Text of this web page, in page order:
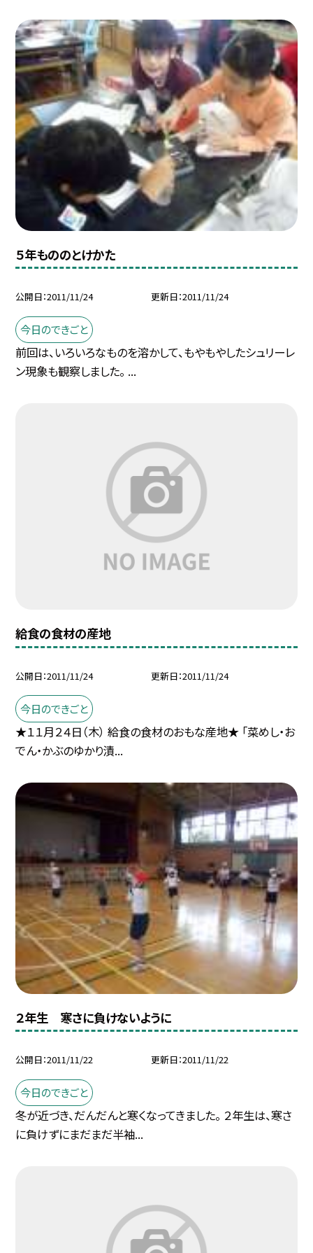
５年もののとけかた
公開日 2011/11/24 更新日 2011/11/24
今日のできごと
前回は、いろいろなものを溶かして、もやもやしたシュリーレ
ン現象も観察しました。 ...
給食の食材の産地
公開日 2011/11/24 更新日 2011/11/24
今日のできごと
★１１月２４日（木） 給食の食材のおもな産地★ 「菜めし・お
でん・かぶのゆかり漬...
２年生 寒さに負けないように
公開日 2011/11/22 更新日 2011/11/22
今日のできごと
冬が近づき、だんだんと寒くなってきました。 ２年生は、寒さ
に負けずにまだまだ半袖...